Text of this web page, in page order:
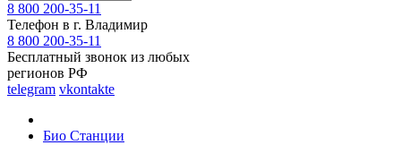
8 800 200-35-11
Телефон в г. Владимир
8 800 200-35-11
Бесплатный звонок из любых
регионов РФ
telegram vkontakte
Био Станции